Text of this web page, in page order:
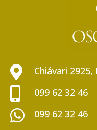
 Chiávari
 099 62 32 46
 099 62 32 46